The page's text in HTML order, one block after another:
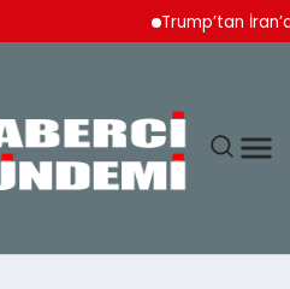
Trump’tan İran’a Ağır